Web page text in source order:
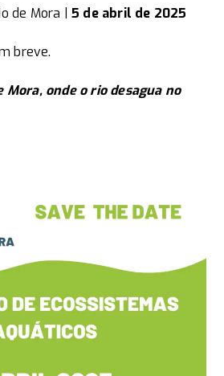
de Mora | 5 de abril de 2025
breve.
Mora, onde o rio desagua no